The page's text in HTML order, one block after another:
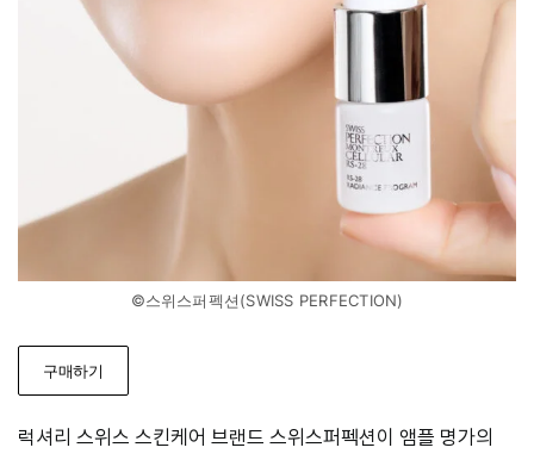
©스위스퍼펙션(SWISS PERFECTION)
구매하기
럭셔리 스위스 스킨케어 브랜드 스위스퍼펙션이 앰플 명가의